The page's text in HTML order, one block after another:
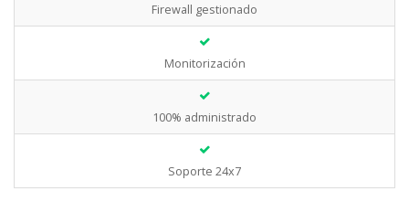
Firewall gestionado
Monitorización
100% administrado
Soporte 24x7